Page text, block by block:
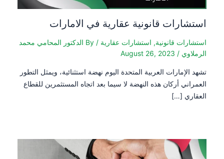
استشارات قانونية عقارية في الامارات
استشارات قانونية, استشارات عقارية / By
الدكتور المحامي محمد
الرملاوي /
August 26, 2023
تشهد الإمارات العربية المتحدة اليوم نهضة استثنائية، ويمثل التطور
العمراني أركان هذه النهضة لا سيما بعد اتجاه المستثمرين للقطاع
العقاري […]